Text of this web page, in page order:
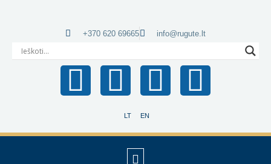
LT EN
+370 620 69665 info@rugute.lt